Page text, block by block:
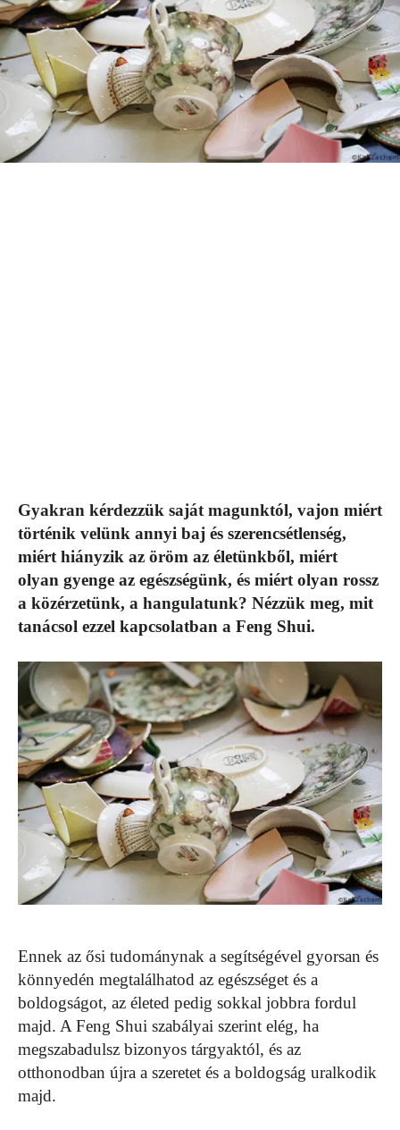
Gyakran kérdezzük saját magunktól, vajon miért
történik velünk annyi baj és szerencsétlenség,
miért hiányzik az öröm az életünkből, miért
olyan gyenge az egészségünk, és miért olyan rossz
a közérzetünk, a hangulatunk? Nézzük meg, mit
tanácsol ezzel kapcsolatban a Feng Shui.
Ennek az ősi tudománynak a segítségével gyorsan és
könnyedén megtalálhatod az egészséget és a
boldogságot, az életed pedig sokkal jobbra fordul
majd. A Feng Shui szabályai szerint elég, ha
megszabadulsz bizonyos tárgyaktól, és az
otthonodban újra a szeretet és a boldogság uralkodik
majd.